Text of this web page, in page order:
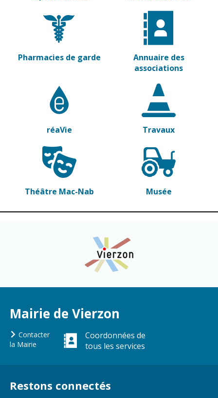
Pharmacies de garde
Annuaire des
associations
réaVie Travaux
Théâtre Mac-Nab Musée
Mairie de Vierzon
Contacter
la Mairie
Coordonnées de
tous les services
Restons connectés